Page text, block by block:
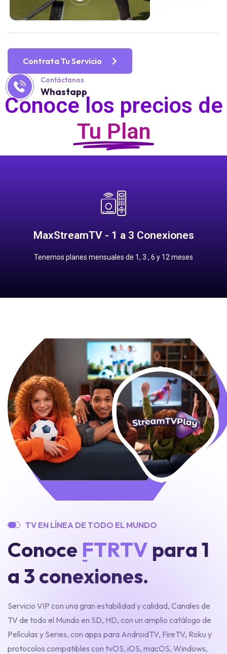
Contrata Tu Servicio
Contáctanos
Whastapp
Conoce los precios de
Tu Plan
MaxStreamTV - 1 a 3 Conexiones
Tenemos planes mensuales de 1, 3 , 6 y 12 meses
3 meses: $650.00 pesos
12 meses: $2,000.00 pesos
TV EN LÍNEA DE TODO EL MUNDO
Conoce FTRTV para 1
a 3 conexiones.
Servicio VIP con una gran estabilidad y calidad, Canales de
TV de todo el Mundo en SD, HD, con un amplio catálogo de
Películas y Series, con apps para AndroidTV, FireTV, Roku y
protocolos compatibles con tvOS, iOS, macOS, Windows,